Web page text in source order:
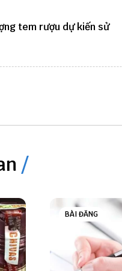
tem rượu dự kiến sử
BÀI ĐĂNG